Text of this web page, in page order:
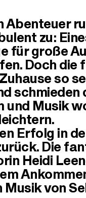
Abenteuer
zu:
für große
Doch die
so
schmieden
Musik
Erfolg in
Die
Heidi
von